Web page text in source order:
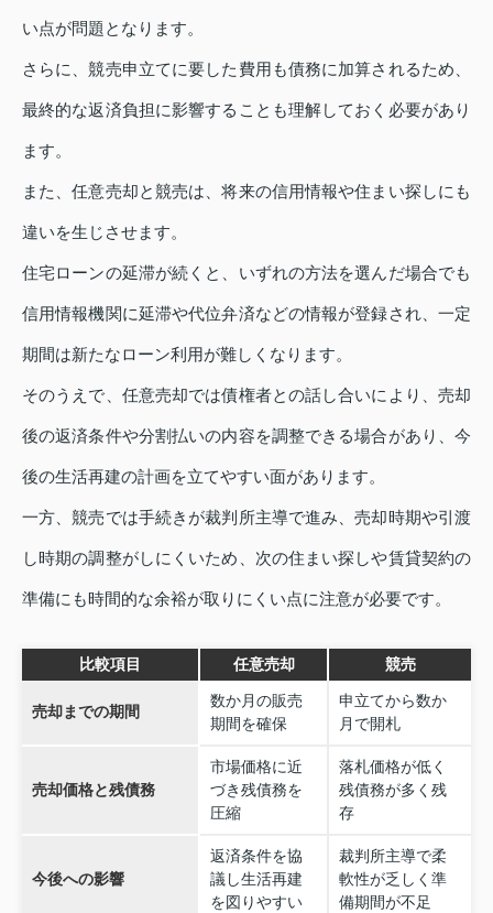
い点が問題となります。
さらに、競売申立てに要した費用も債務に加算されるため、
最終的な返済負担に影響することも理解しておく必要があり
ます。
また、任意売却と競売は、将来の信用情報や住まい探しにも
違いを生じさせます。
住宅ローンの延滞が続くと、いずれの方法を選んだ場合でも
信用情報機関に延滞や代位弁済などの情報が登録され、一定
期間は新たなローン利用が難しくなります。
そのうえで、任意売却では債権者との話し合いにより、売却
後の返済条件や分割払いの内容を調整できる場合があり、今
後の生活再建の計画を立てやすい面があります。
一方、競売では手続きが裁判所主導で進み、売却時期や引渡
し時期の調整がしにくいため、次の住まい探しや賃貸契約の
準備にも時間的な余裕が取りにくい点に注意が必要です。
比較項目 任意売却 競売
売却までの期間
数か月の販売
期間を確保
申立てから数か
月で開札
売却価格と残債務
市場価格に近
づき残債務を
圧縮
落札価格が低く
残債務が多く残
存
今後への影響
返済条件を協
議し生活再建
を図りやすい
裁判所主導で柔
軟性が乏しく準
備期間が不足